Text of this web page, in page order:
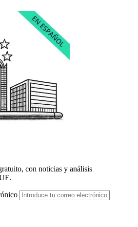
con noticias y análisis